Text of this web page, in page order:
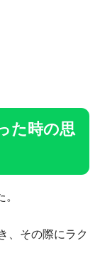
た時の思
、その際にラク